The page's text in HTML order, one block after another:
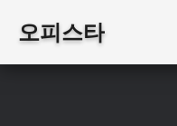
오피스타